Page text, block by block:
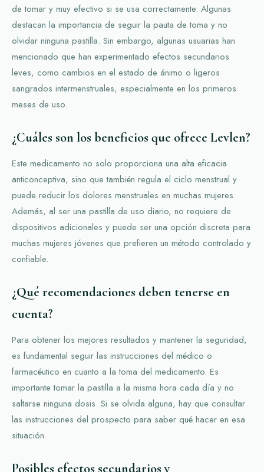
de tomar y muy efectivo si se usa correctamente. Algunas
destacan la importancia de seguir la pauta de toma y no
olvidar ninguna pastilla. Sin embargo, algunas usuarias han
mencionado que han experimentado efectos secundarios
leves, como cambios en el estado de ánimo o ligeros
sangrados intermenstruales, especialmente en los primeros
meses de uso.
¿Cuáles son los beneficios que ofrece Levlen?
Este medicamento no solo proporciona una alta eficacia
anticonceptiva, sino que también regula el ciclo menstrual y
puede reducir los dolores menstruales en muchas mujeres.
Además, al ser una pastilla de uso diario, no requiere de
dispositivos adicionales y puede ser una opción discreta para
muchas mujeres jóvenes que prefieren un método controlado y
confiable.
¿Qué recomendaciones deben tenerse en
cuenta?
Para obtener los mejores resultados y mantener la seguridad,
es fundamental seguir las instrucciones del médico o
farmacéutico en cuanto a la toma del medicamento. Es
importante tomar la pastilla a la misma hora cada día y no
saltarse ninguna dosis. Si se olvida alguna, hay que consultar
las instrucciones del prospecto para saber qué hacer en esa
situación.
Posibles efectos secundarios y